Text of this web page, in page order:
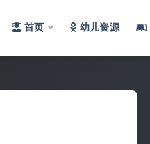
首页 幼儿资源